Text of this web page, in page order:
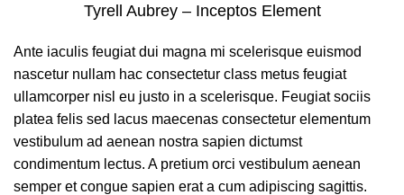
Tyrell Aubrey – Inceptos Element
Ante iaculis feugiat dui magna mi scelerisque euismod
nascetur nullam hac consectetur class metus feugiat
ullamcorper nisl eu justo in a scelerisque. Feugiat sociis
platea felis sed lacus maecenas consectetur elementum
vestibulum ad aenean nostra sapien dictumst
condimentum lectus. A pretium orci vestibulum aenean
semper et congue sapien erat a cum adipiscing sagittis.